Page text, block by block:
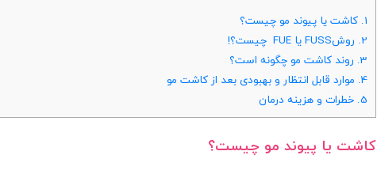
1. کاشت یا پیوند مو چیست؟
2. روشFUSS یا FUE چیست؟!
3. روند کاشت مو چگونه است؟
4. موارد قابل انتظار و بهبودی بعد از کاشت مو
5. خطرات و هزینه درمان
کاشت یا پیوند مو چیست؟